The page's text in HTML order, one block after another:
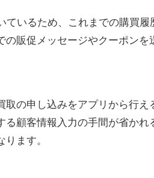
ているため、これまでの購買
の販促メッセージやクーポン
の申し込みをアプリから行え
る顧客情報入力の手間が省か
ます。